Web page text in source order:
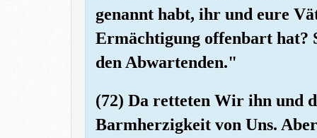
genannt habt, ihr und eure
Ermächtigung offenbart hat?
den Abwartenden."
(72) Da retteten Wir ihn und
Barmherzigkeit von Uns.